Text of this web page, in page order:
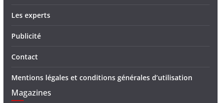
Les experts
Publicité
Contact
Mentions légales et conditions générales d’utilisation
Magazines